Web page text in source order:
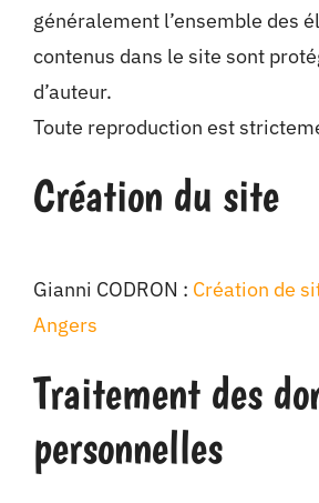
généralement l’ensemble des
contenus dans le site sont
d’auteur.
Toute reproduction est
Création du site
Gianni CODRON : Création de
Angers
Traitement des
personnelles